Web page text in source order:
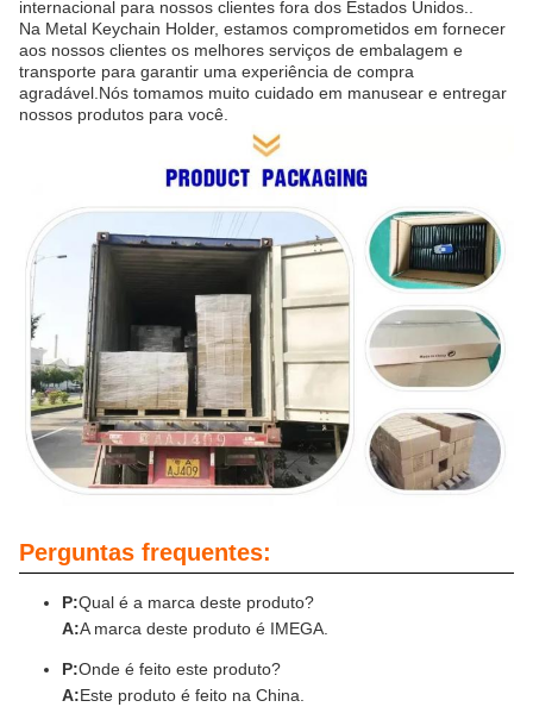
internacional para nossos clientes fora dos Estados Unidos..
Na Metal Keychain Holder, estamos comprometidos em fornecer
aos nossos clientes os melhores serviços de embalagem e
transporte para garantir uma experiência de compra
agradável.Nós tomamos muito cuidado em manusear e entregar
nossos produtos para você.
Perguntas frequentes:
P:Qual é a marca deste produto?
A:A marca deste produto é IMEGA.
P:Onde é feito este produto?
A:Este produto é feito na China.